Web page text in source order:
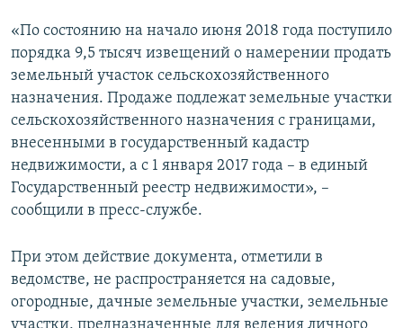
КРЫМ.НЕПОКОРЕННЫЙ
УКРАИНСКАЯ ПРОБЛЕМА КРЫМА
Все сайты RFE/RL
«По состоянию на начало июня 2018 года поступило
порядка 9,5 тысяч извещений о намерении продать
земельный участок сельскохозяйственного
назначения. Продаже подлежат земельные участки
сельскохозяйственного назначения с границами,
внесенными в государственный кадастр
недвижимости, а с 1 января 2017 года – в единый
Государственный реестр недвижимости», –
сообщили в пресс-службе.
При этом действие документа, отметили в
ведомстве, не распространяется на садовые,
огородные, дачные земельные участки, земельные